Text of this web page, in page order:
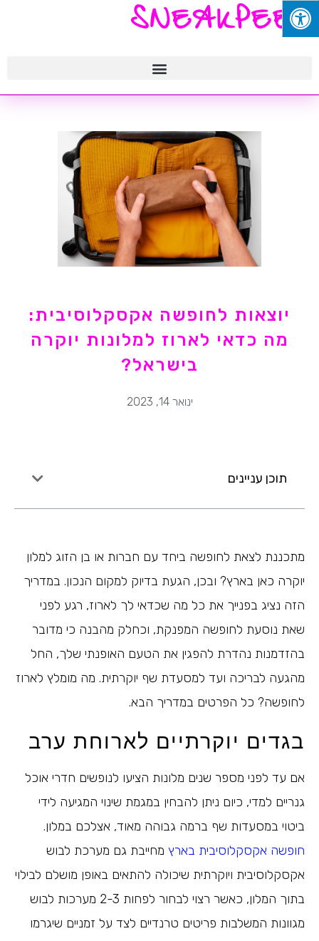
SNEAKPEEK
יוצאות לחופשה אקסקלוסיבית:
מה כדאי לארוז למלונות יוקרה
בישראל?
ינואר 14, 2023
תוכן עניינים
מתכננת לצאת לחופשה ביחד עם חברות או בן הזוג למלון
יוקרה כאן בארץ? ובכן, הגעת בדיוק למקום הנכון. במדריך
הזה נציג בפנייך את כל מה שכדאי לך לארוז, רגע לפני
שאת נוסעת לחופשה המפנקת, וכחלק מהבנה כי מדובר
בהזדמנות נהדרת להפגין את הטעם האופנתי שלך, החל
מהגעה לבריכה ועד למסעדת שף יוקרתית. מה מומלץ לארוז
לחופשה? כל הפרטים במדריך הבא.
בגדים יוקרתיים לארוחת ערב
אם עד לפני מספר שנים מלונות הציעו לנופשים חדרי אוכל
גנריים למדי, כיום ניתן להבחין במגמת שינוי המגיעה לידי
ביטוי במסעדות שף ברמה גבוהה מאוד, אצלכם במלון.
חופשה אקסקלוסיבית בארץ מחייבת גם מערכת לבוש
אקסקלוסיבית ויוקרתית שיכולה להתאים באופן מושלם לבילוי
בתוך המלון, כאשר רצוי לבחור לפחות 2-3 מערכות לבוש
מגוונות המשלבות פריטים טרנדיים לצד על זמניים שיגרמו